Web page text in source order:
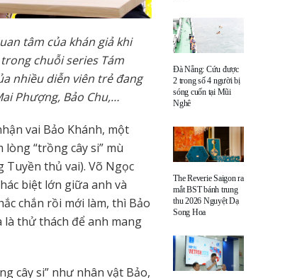
tâm của khán giả khi
chuỗi series Tám
nhiều diễn viên trẻ đang
Phượng, Bảo Chu,…
vai Bảo Khánh, một
“trồng cây si” mù
thủ vai). Võ Ngọc
biệt lớn giữa anh và
chắn rồi mới làm, thì Bảo
là thử thách để anh mang
cây si” như nhân vật Bảo,
Đà Nẵng: Cứu được
2 trong số 4 người bị
sóng cuốn tại Mũi
Nghê
The Reverie Saigon ra
mắt BST bánh trung
thu 2026 Nguyệt Dạ
Song Hoa